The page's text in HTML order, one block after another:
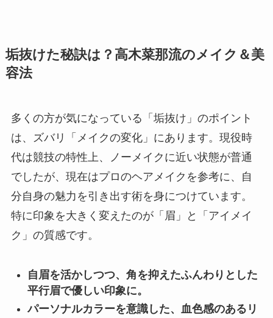
垢抜けた秘訣は？高木菜那流のメイク＆美
容法
多くの方が気になっている「垢抜け」のポイント
は、ズバリ「メイクの変化」にあります。現役時
代は競技の特性上、ノーメイクに近い状態が普通
でしたが、現在はプロのヘアメイクを参考に、自
分自身の魅力を引き出す術を身につけています。
特に印象を大きく変えたのが「眉」と「アイメイ
ク」の質感です。
自眉を活かしつつ、角を抑えたふんわりとした
平行眉で優しい印象に。
パーソナルカラーを意識した、血色感のあるリ